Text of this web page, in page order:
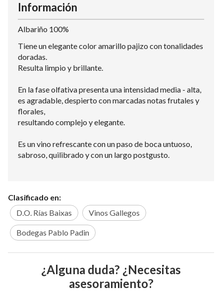
Información
Albariño 100%
Tiene un elegante color amarillo pajizo con tonalidades
doradas.
Resulta limpio y brillante.
En la fase olfativa presenta una intensidad media - alta,
es agradable, despierto con marcadas notas frutales y
florales,
resultando complejo y elegante.
Es un vino refrescante con un paso de boca untuoso,
sabroso, quilibrado y con un largo postgusto.
Clasificado en:
D.O. Rías Baixas
Vinos Gallegos
Bodegas Pablo Padin
¿Alguna duda? ¿Necesitas
asesoramiento?